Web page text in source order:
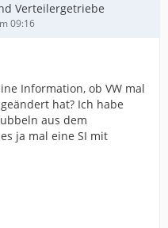
Verteilergetriebe
09:16
Information, ob VW mal
hat? Ich habe
aus dem
ja mal eine SI mit